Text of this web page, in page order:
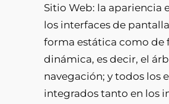
Sitio Web: la apariencia
los interfaces de
forma estática como de
dinámica, es decir, el
navegación; y todos los
integrados tanto en los